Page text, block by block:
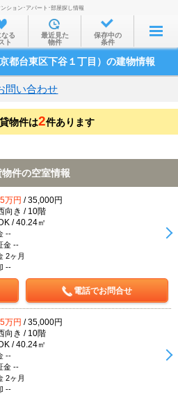
部屋を探す
沿線・駅から
家賃相場から
通勤通学時間から
不動産会社から
TOP
ション･アパート･部屋探し情報
なる
ト
最近見た
物件
保存中の
条件
都台東区下谷１丁目）の建物情報
問い合わせ
物件は2件あります
件の空室情報
万円 / 35,000円
向き / 10階
/ 40.24㎡
--
金 --
2ヶ月
--
電話でお問合せ
万円 / 35,000円
向き / 10階
/ 40.24㎡
--
金 --
2ヶ月
--